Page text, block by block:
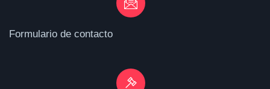
Formulario de contacto